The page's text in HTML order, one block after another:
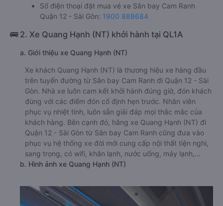
Số điện thoại đặt mua vé xe Sân bay Cam Ranh
Quận 12 - Sài Gòn: 1900 888684
🚌 2. Xe Quang Hạnh (NT) khởi hành tại QL1A
a. Giới thiệu xe Quang Hạnh (NT)
Xe khách Quang Hạnh (NT) là thương hiệu xe hàng đầu
trên tuyến đường từ Sân bay Cam Ranh đi Quận 12 - Sài
Gòn. Nhà xe luôn cam kết khởi hành đúng giờ, đón khách
đúng với các điểm đón cố định hẹn trước. Nhân viên
phục vụ nhiệt tình, luôn sẵn giải đáp mọi thắc mắc của
khách hàng. Bên cạnh đó, hãng xe Quang Hạnh (NT) đi
Quận 12 - Sài Gòn từ Sân bay Cam Ranh cũng đưa vào
phục vụ hệ thống xe đời mới cung cấp nội thất tiện nghi,
sang trọng, có wifi, khăn lạnh, nước uống, máy lạnh,…
b. Hình ảnh xe Quang Hạnh (NT)